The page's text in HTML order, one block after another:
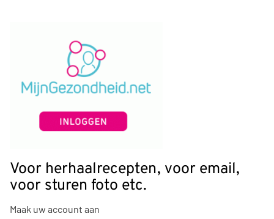
Voor herhaalrecepten, voor email,
voor sturen foto etc.
Maak uw account aan